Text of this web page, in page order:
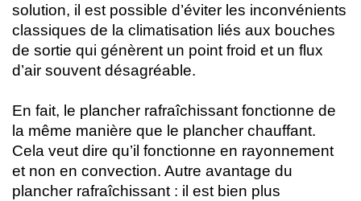
solution, il est possible d’éviter les inconvénients
classiques de la climatisation liés aux bouches
de sortie qui génèrent un point froid et un flux
d’air souvent désagréable.
En fait, le plancher rafraîchissant fonctionne de
la même manière que le plancher chauffant.
Cela veut dire qu’il fonctionne en rayonnement
et non en convection. Autre avantage du
plancher rafraîchissant : il est bien plus